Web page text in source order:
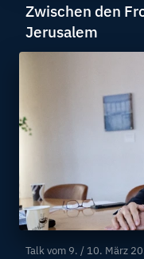
Zwischen den
Jerusalem
Talk vom 9. / 10. März